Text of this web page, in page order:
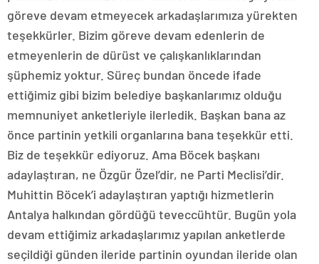
göreve devam etmeyecek arkadaşlarımıza yürekten
teşekkürler. Bizim göreve devam edenlerin de
etmeyenlerin de dürüst ve çalışkanlıklarından
şüphemiz yoktur. Süreç bundan öncede ifade
ettiğimiz gibi bizim belediye başkanlarımız olduğu
memnuniyet anketleriyle ilerledik. Başkan bana az
önce partinin yetkili organlarına bana teşekkür etti.
Biz de teşekkür ediyoruz. Ama Böcek başkanı
adaylaştıran, ne Özgür Özel’dir, ne Parti Meclisi’dir.
Muhittin Böcek’i adaylaştıran yaptığı hizmetlerin
Antalya halkından gördüğü teveccühtür. Bugün yola
devam ettiğimiz arkadaşlarımız yapılan anketlerde
seçildiği günden ileride partinin oyundan ileride olan